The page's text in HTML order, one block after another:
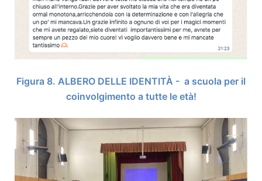
Figura 8. ALBERO DELLE IDENTITÀ - a scuola per il
coinvolgimento a tutte le età!